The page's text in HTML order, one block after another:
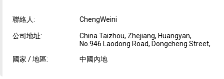
聯絡人: ChengWeini
公司地址:
China Taizhou, Zhejiang, Huangyan,
No.946 Laodong Road, Dongcheng Street,
國家 / 地區:
中國內地